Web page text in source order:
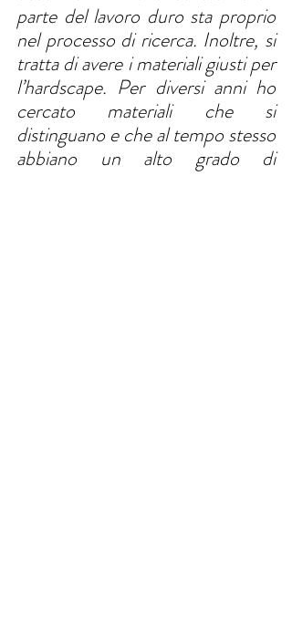
parte del lavoro duro sta proprio
nel processo di ricerca. Inoltre, si
tratta di avere i materiali giusti per
l’hardscape. Per diversi anni ho
cercato materiali che si
distinguano e che al tempo stesso
abbiano un alto grado di